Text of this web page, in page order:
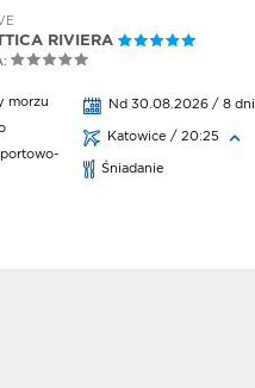
RIVIERA
morzu
Nd 30.08.2026 / 8 dni
Katowice / 20:25
Śniadanie